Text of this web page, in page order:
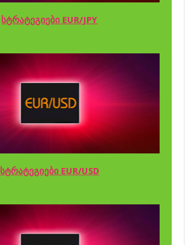
სტრატეგიები EUR/JPY
სტრატეგიები EUR/USD